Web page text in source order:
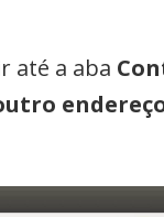
até a aba